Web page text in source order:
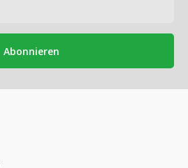
Abonnieren